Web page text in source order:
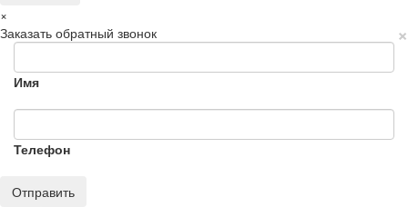
×
×
Заказать обратный звонок
Имя
Телефон
Отправить